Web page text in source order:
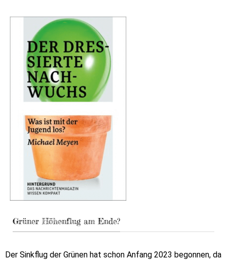
Grüner Höhenflug am Ende?
Der Sinkflug der Grünen hat schon Anfang 2023 begonnen, da